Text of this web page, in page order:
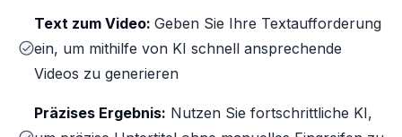
Text zum Video: Geben Sie Ihre Textaufforderung
ein, um mithilfe von KI schnell ansprechende
Videos zu generieren
Präzises Ergebnis: Nutzen Sie fortschrittliche KI,